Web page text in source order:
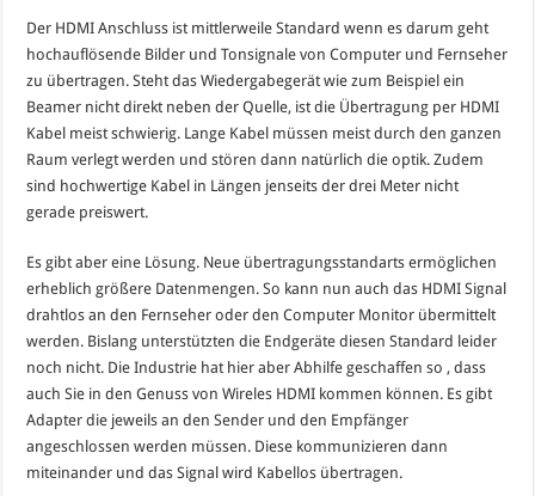
Der HDMI Anschluss ist mittlerweile Standard wenn es darum geht
hochauflösende Bilder und Tonsignale von Computer und Fernseher
zu übertragen. Steht das Wiedergabegerät wie zum Beispiel ein
Beamer nicht direkt neben der Quelle, ist die Übertragung per HDMI
Kabel meist schwierig. Lange Kabel müssen meist durch den ganzen
Raum verlegt werden und stören dann natürlich die optik. Zudem
sind hochwertige Kabel in Längen jenseits der drei Meter nicht
gerade preiswert.
Es gibt aber eine Lösung. Neue übertragungsstandarts ermöglichen
erheblich größere Datenmengen. So kann nun auch das HDMI Signal
drahtlos an den Fernseher oder den Computer Monitor übermittelt
werden. Bislang unterstützten die Endgeräte diesen Standard leider
noch nicht. Die Industrie hat hier aber Abhilfe geschaffen so , dass
auch Sie in den Genuss von Wireles HDMI kommen können. Es gibt
Adapter die jeweils an den Sender und den Empfänger
angeschlossen werden müssen. Diese kommunizieren dann
miteinander und das Signal wird Kabellos übertragen.